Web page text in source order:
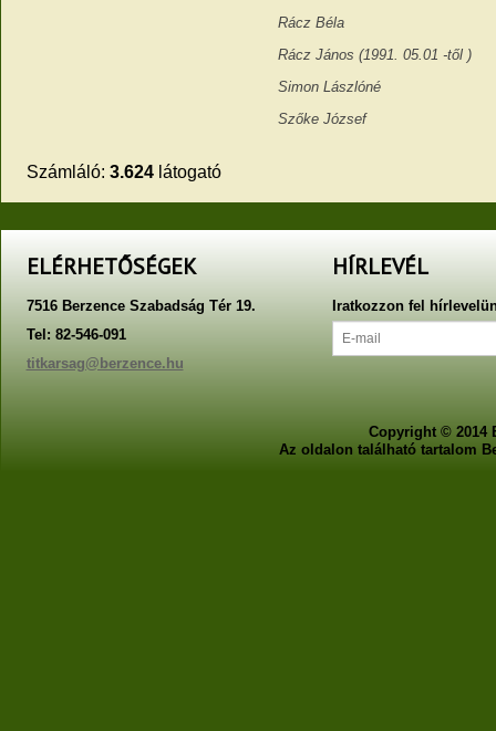
Rácz Béla
Rácz János (1991. 05.01 -től )
Simon Lászlóné
Szőke József
Számláló: 3.624látogató
ELÉRHETŐSÉGEK
7516 Berzence Szabadság Tér 19.
Tel: 82-546-091
titkarsag@berzence.hu
HÍRLEVÉL
Iratkozzon fel
Copyright © 2014
Az oldalon található tartalom